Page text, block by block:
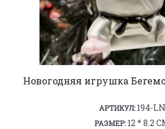
Новогодняя игрушка
АРТИКУЛ:194-LN
РАЗМЕР:12 * 8.2